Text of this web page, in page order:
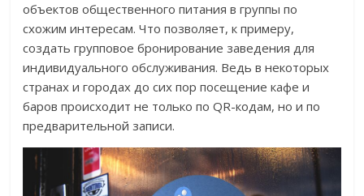
объектов общественного питания в группы по
схожим интересам. Что позволяет, к примеру,
создать групповое бронирование заведения для
индивидуального обслуживания. Ведь в некоторых
странах и городах до сих пор посещение кафе и
баров происходит не только по QR-кодам, но и по
предварительной записи.